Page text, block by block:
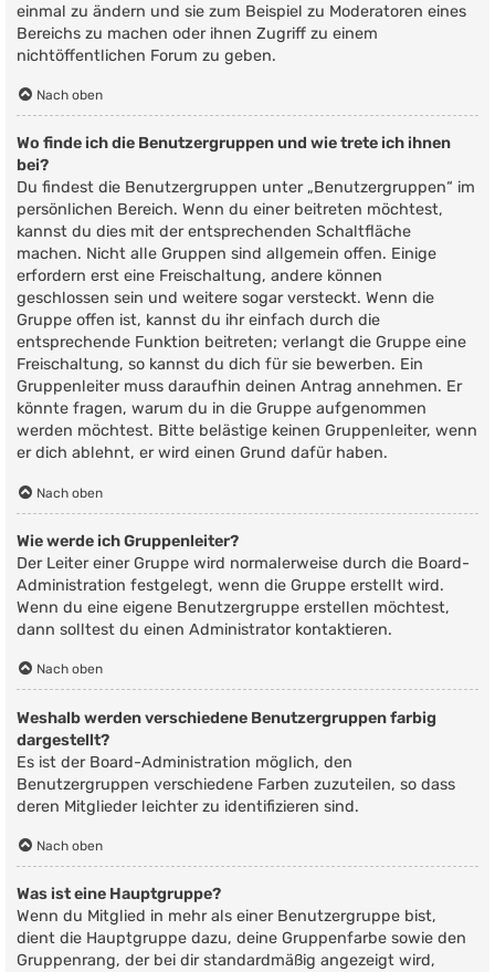
einmal zu ändern und sie zum Beispiel zu Moderatoren eines
Bereichs zu machen oder ihnen Zugriff zu einem
nichtöffentlichen Forum zu geben.
Nach oben
Wo finde ich die Benutzergruppen und wie trete ich ihnen
bei?
Du findest die Benutzergruppen unter „Benutzergruppen“ im
persönlichen Bereich. Wenn du einer beitreten möchtest,
kannst du dies mit der entsprechenden Schaltfläche
machen. Nicht alle Gruppen sind allgemein offen. Einige
erfordern erst eine Freischaltung, andere können
geschlossen sein und weitere sogar versteckt. Wenn die
Gruppe offen ist, kannst du ihr einfach durch die
entsprechende Funktion beitreten; verlangt die Gruppe eine
Freischaltung, so kannst du dich für sie bewerben. Ein
Gruppenleiter muss daraufhin deinen Antrag annehmen. Er
könnte fragen, warum du in die Gruppe aufgenommen
werden möchtest. Bitte belästige keinen Gruppenleiter, wenn
er dich ablehnt, er wird einen Grund dafür haben.
Nach oben
Wie werde ich Gruppenleiter?
Der Leiter einer Gruppe wird normalerweise durch die Board-
Administration festgelegt, wenn die Gruppe erstellt wird.
Wenn du eine eigene Benutzergruppe erstellen möchtest,
dann solltest du einen Administrator kontaktieren.
Nach oben
Weshalb werden verschiedene Benutzergruppen farbig
dargestellt?
Es ist der Board-Administration möglich, den
Benutzergruppen verschiedene Farben zuzuteilen, so dass
deren Mitglieder leichter zu identifizieren sind.
Nach oben
Was ist eine Hauptgruppe?
Wenn du Mitglied in mehr als einer Benutzergruppe bist,
dient die Hauptgruppe dazu, deine Gruppenfarbe sowie den
Gruppenrang, der bei dir standardmäßig angezeigt wird,